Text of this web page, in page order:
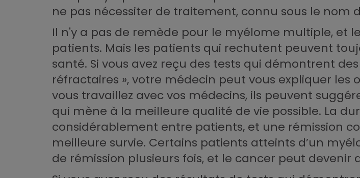
ne pas nécessiter de traitement, connu sous le nom
Il n'y a pas de remède pour le myélome multiple, et
patients. Mais les patients qui rechutent peuvent
santé. Si vous avez reçu des tests qui démontrent
réfractaires », votre médecin peut vous expliquer les
vous travaillez avec vos médecins, ils peuvent
qui mène à la meilleure qualité de vie possible. La
considérablement entre patients, et une rémission
meilleure survie. Certains patients atteints d’un
de rémission plusieurs fois, et le cancer peut